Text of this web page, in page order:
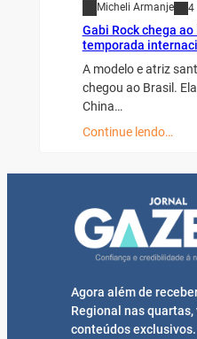
Micheli Armanje 4
Gabi Rock chega
temporada
A modelo e atriz
chegou ao Brasil.
China…
Continue lendo…
Agora além de
Regional nas
conteúdos exclusivos.